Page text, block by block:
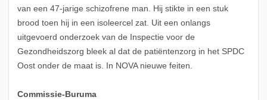
van een 47-jarige schizofrene man. Hij stikte in een stuk
brood toen hij in een isoleercel zat. Uit een onlangs
uitgevoerd onderzoek van de Inspectie voor de
Gezondheidszorg bleek al dat de patiëntenzorg in het SPDC
Oost onder de maat is. In NOVA nieuwe feiten.
Commissie-Buruma